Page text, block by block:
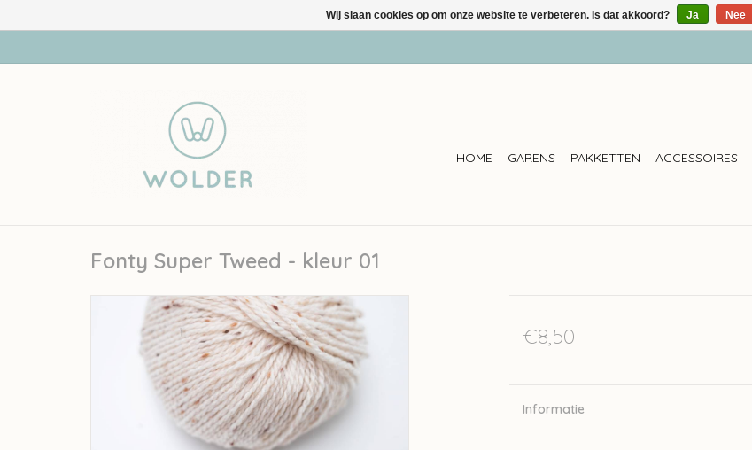
HOME GARENS PAKKETTEN ACCESSOIRES
Fonty Super Tweed - kleur 01
€8,50
Informatie
Wij slaan cookies op om onze website te verbeteren. Is dat akkoord? Ja Nee